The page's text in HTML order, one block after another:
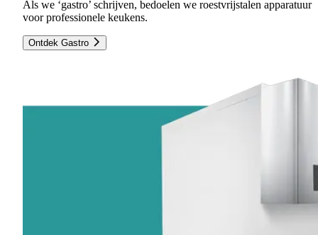
Als we ‘gastro’ schrijven, bedoelen we roestvrijstalen apparatuur
voor professionele keukens.
Ontdek Gastro